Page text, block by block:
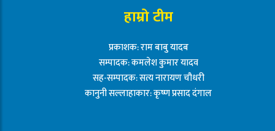
हाम्रो टीम
प्रकाशक: राम बाबु यादब
सम्पादक: कमलेश कुमार यादव
सह-सम्पादक: सत्य नारायण चौधरी
कानुनी सल्लाहाकार: कृष्ण प्रसाद दंगाल